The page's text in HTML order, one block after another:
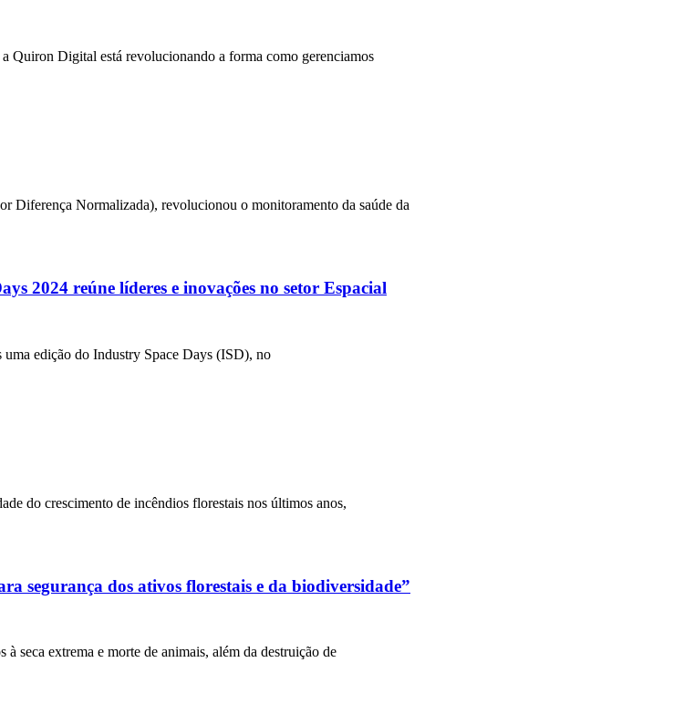
Quiron Digital está revolucionando a forma como gerenciamos
Diferença Normalizada), revolucionou o monitoramento da saúde da
2024 reúne líderes e inovações no setor Espacial
edição do Industry Space Days (ISD), no
do crescimento de incêndios florestais nos últimos anos,
segurança dos ativos florestais e da biodiversidade”
seca extrema e morte de animais, além da destruição de